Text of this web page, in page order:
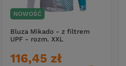
NOWOŚĆ
Bluza Mikado - z filtrem
UPF - rozm. XXL
116,45 zł